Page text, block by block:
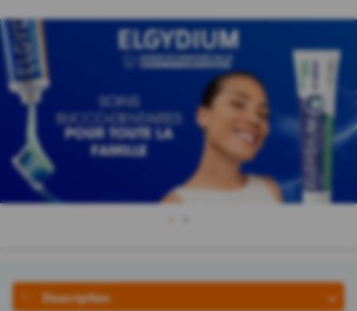
1
Description